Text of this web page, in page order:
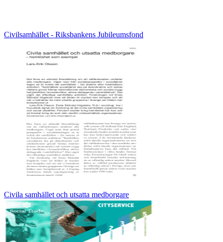
Civilsamhället - Riksbankens Jubileumsfond
Civila samhället och utsatta medborgare